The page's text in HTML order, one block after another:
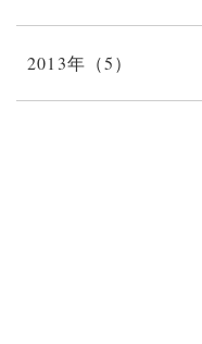
2013年（5）